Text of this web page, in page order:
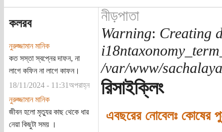
কলরব
নুরুজ্জামান মানিক
কত সস্তা স্বপ্নের দাফন, না
লাগে কফিন না লাগে কাফন।
18/11/2024 - 11:31অপরাহ্ন
নুরুজ্জামান মানিক
জীবন হলো মৃত্যুর কাছ থেকে ধার
নেয়া কিছুটা সময় ।
নীড়পাতা
Warning: Creating
/var/www/
রিসাইক্লিং
এবছরের নোবেলঃ কোষের